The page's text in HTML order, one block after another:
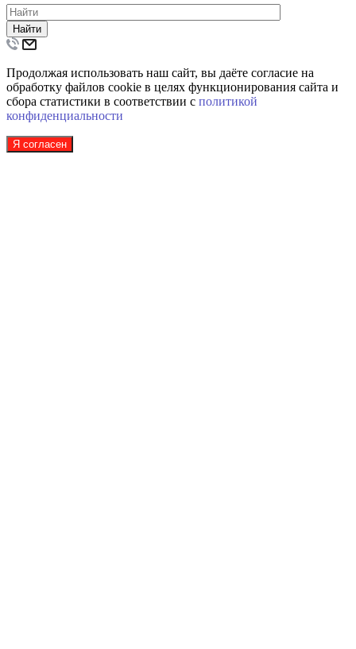
Найти
Продолжая использовать наш сайт, вы даёте согласие на
обработку файлов cookie в целях функционирования сайта и
сбора статистики в соответствии с политикой
конфиденциальности
Я согласен